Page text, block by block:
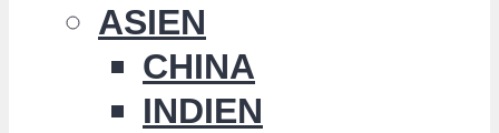
ASIEN
CHINA
INDIEN